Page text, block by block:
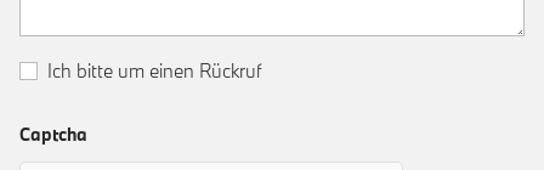
Ich bitte um einen Rückruf
Captcha